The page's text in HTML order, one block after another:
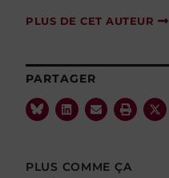
PLUS DE CET AUTEUR
PARTAGER
PLUS COMME ÇA